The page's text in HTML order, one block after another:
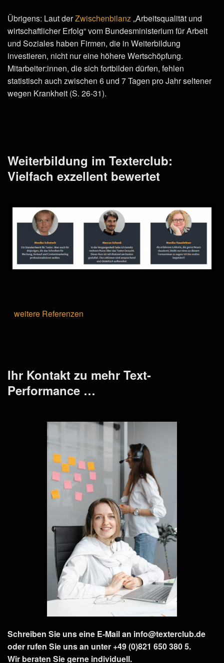
Übrigens: Laut derZwischenbilanz„Arbeitsqualität und
wirtschaftlicher Erfolg“ vom Bundesministerium für Arbeit
und Soziales haben Firmen, die in Weiterbildung
investieren, nicht nur eine höhere Wertschöpfung.
Mitarbeiter:innen, die sich fortbilden dürfen, fehlen
statistisch auch zwischen 6 und 7 Tagen pro Jahr seltener
wegen Krankheit (S. 26-31).
Weiterbildung im Texterclub:
Vielfach exzellent bewertet
weitere Referenzen
Ihr Kontakt zu mehr Text-
Performance …
Schreiben Sie uns eine E-Mail an info@texterclub.de
oder rufen Sie uns an unter +49 (0)821 650 380 5.
Wir beraten Sie gerne individuell.